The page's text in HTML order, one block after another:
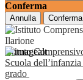
Conferma
Annulla Conferma
Istituto
Scuola
grado